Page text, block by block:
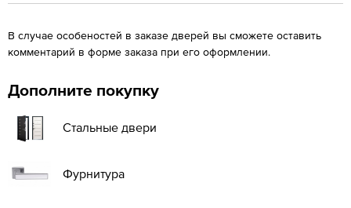
В случае особеностей в заказе дверей вы сможете оставить
комментарий в форме заказа при его оформлении.
Дополните покупку
Стальные двери
Фурнитура